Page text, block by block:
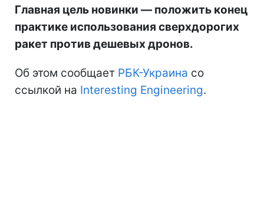
Главная цель новинки — положить конец
практике использования сверхдорогих
ракет против дешевых дронов.
Об этом сообщает РБК-Украина со
ссылкой на Interesting Engineering.